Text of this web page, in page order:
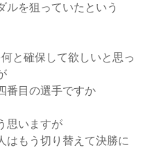
ルを狙っていたという
と確保して欲しいと思っ
番目の選手ですか
思いますが
はもう切り替えて決勝に